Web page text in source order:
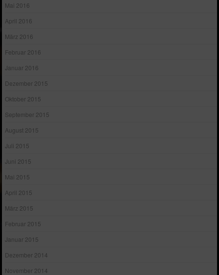
Mai 2016
April 2016
März 2016
Februar 2016
Januar 2016
Dezember 2015
Oktober 2015
September 2015
August 2015
Juli 2015
Juni 2015
Mai 2015
April 2015
März 2015
Februar 2015
Januar 2015
Dezember 2014
November 2014